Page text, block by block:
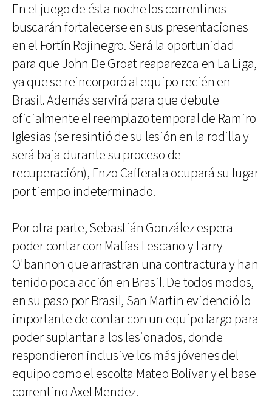
En el juego de ésta noche los correntinos
buscarán fortalecerse en sus presentaciones
en el Fortín Rojinegro. Será la oportunidad
para que John De Groat reaparezca en La Liga,
ya que se reincorporó al equipo recién en
Brasil. Además servirá para que debute
oficialmente el reemplazo temporal de Ramiro
Iglesias (se resintió de su lesión en la rodilla y
será baja durante su proceso de
recuperación), Enzo Cafferata ocupará su lugar
por tiempo indeterminado.
Por otra parte, Sebastián González espera
poder contar con Matías Lescano y Larry
O'bannon que arrastran una contractura y han
tenido poca acción en Brasil. De todos modos,
en su paso por Brasil, San Martin evidenció lo
importante de contar con un equipo largo para
poder suplantar a los lesionados, donde
respondieron inclusive los más jóvenes del
equipo como el escolta Mateo Bolivar y el base
correntino Axel Mendez.